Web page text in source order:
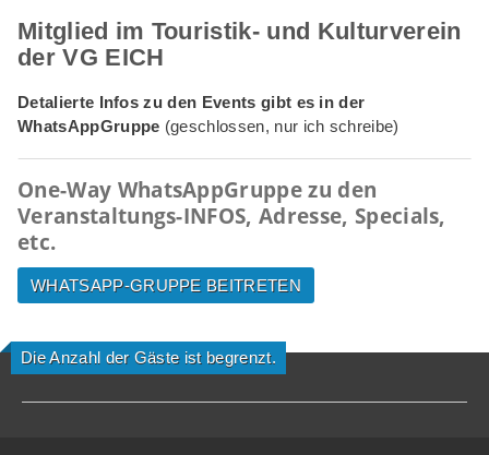
Mitglied im Touristik- und Kulturverein
der VG EICH
Detalierte Infos zu den Events gibt es in der
WhatsAppGruppe (geschlossen, nur ich schreibe)
One-Way WhatsAppGruppe zu den
Veranstaltungs-INFOS, Adresse, Specials,
etc.
WHATSAPP-GRUPPE BEITRETEN
Die Anzahl der Gäste ist begrenzt.